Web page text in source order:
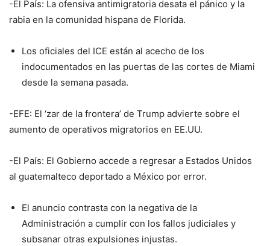
-El País: La ofensiva antimigratoria desata el pánico y la
rabia en la comunidad hispana de Florida.
Los oficiales del ICE están al acecho de los
indocumentados en las puertas de las cortes de Miami
desde la semana pasada.
-EFE: El ‘zar de la frontera’ de Trump advierte sobre el
aumento de operativos migratorios en EE.UU.
-El País: El Gobierno accede a regresar a Estados Unidos
al guatemalteco deportado a México por error.
El anuncio contrasta con la negativa de la
Administración a cumplir con los fallos judiciales y
subsanar otras expulsiones injustas.